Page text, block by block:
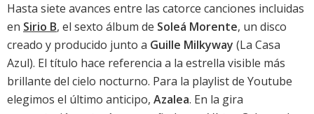
Hasta siete avances entre las catorce canciones incluidas
en Sirio B, el sexto álbum de Soleá Morente, un disco
creado y producido junto a Guille Milkyway (La Casa
Azul). El título hace referencia a la estrella visible más
brillante del cielo nocturno. Para la playlist de Youtube
elegimos el último anticipo, Azalea. En la gira